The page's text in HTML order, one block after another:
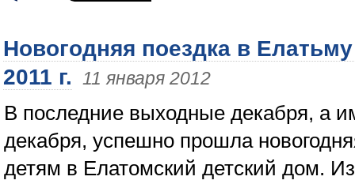
Новогодняя поездка в
2011 г.
11 января 2012
В последние выходные декабря, а
декабря, успешно прошла
детям в Елатомский детский дом.